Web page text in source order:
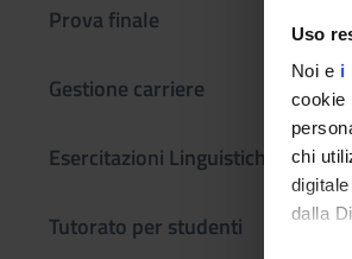
Uso
Noi e i
cookie
chi
dalla
Prova finale
Gestione carriere
Esercitazioni Linguistiche CLA
Tutorato per studenti